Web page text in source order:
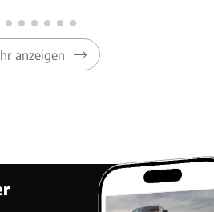
anzeigen